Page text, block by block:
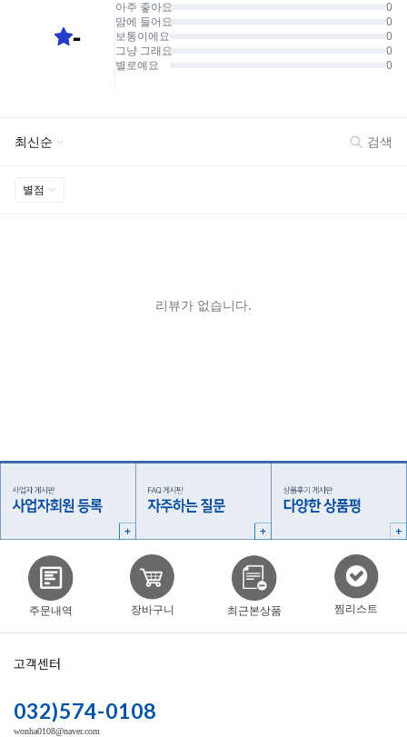
주문내역 장바구니 최근본상품 찜리스트
고객센터
032)574-0108
wonha0108@naver.com